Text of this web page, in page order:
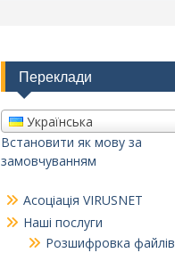
Переклади
Українська
Встановити як мову за
замовчуванням
Асоціація VIRUSNET
Наші послуги
Розшифровка файлів